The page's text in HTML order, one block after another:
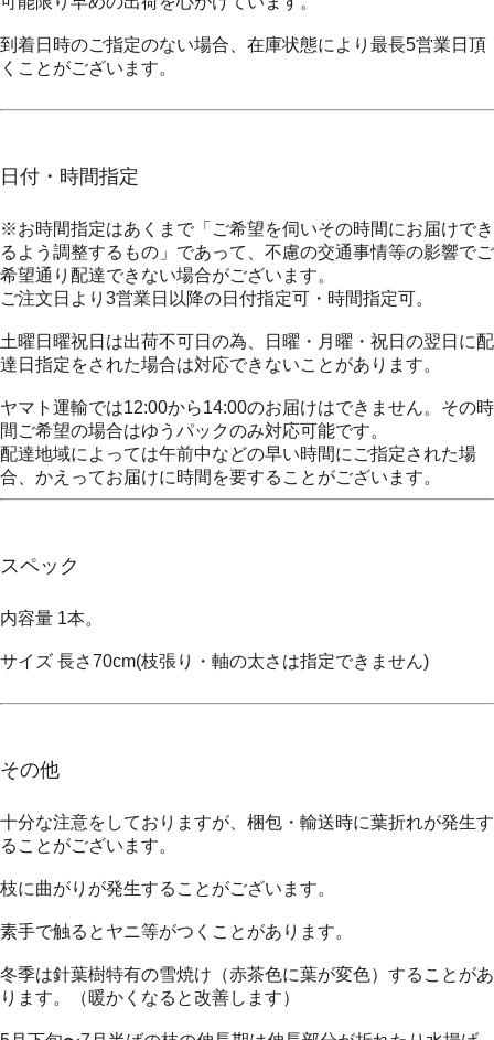
到着日時のご指定のない場合、在庫状態により最長5営業日頂
くことがございます。
日付・時間指定
※お時間指定はあくまで「ご希望を伺いその時間にお届けでき
るよう調整するもの」であって、不慮の交通事情等の影響でご
希望通り配達できない場合がございます。
ご注文日より3営業日以降の日付指定可・時間指定可。
土曜日曜祝日は出荷不可日の為、日曜・月曜・祝日の翌日に配
達日指定をされた場合は対応できないことがあります。
ヤマト運輸では12:00から14:00のお届けはできません。その時
間ご希望の場合はゆうパックのみ対応可能です。
配達地域によっては午前中などの早い時間にご指定された場
合、かえってお届けに時間を要することがございます。
スペック
内容量 1本。
サイズ 長さ70cm(枝張り・軸の太さは指定できません)
その他
十分な注意をしておりますが、梱包・輸送時に葉折れが発生す
ることがございます。
枝に曲がりが発生することがございます。
素手で触るとヤニ等がつくことがあります。
冬季は針葉樹特有の雪焼け（赤茶色に葉が変色）することがあ
ります。（暖かくなると改善します）